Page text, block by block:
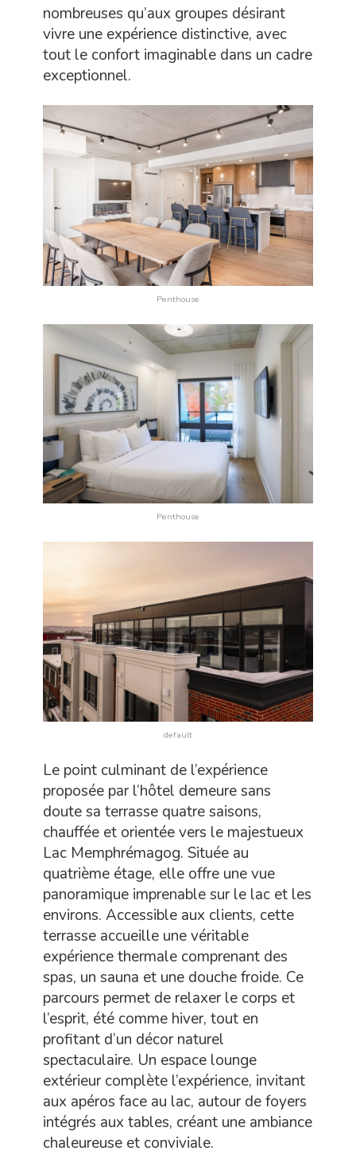
nombreuses qu’aux groupes désirant
vivre une expérience distinctive, avec
tout le confort imaginable dans un cadre
exceptionnel.
Penthouse
Penthouse
default
Le point culminant de l’expérience
proposée par l’hôtel demeure sans
doute sa terrasse quatre saisons,
chauffée et orientée vers le majestueux
Lac Memphrémagog. Située au
quatrième étage, elle offre une vue
panoramique imprenable sur le lac et les
environs. Accessible aux clients, cette
terrasse accueille une véritable
expérience thermale comprenant des
spas, un sauna et une douche froide. Ce
parcours permet de relaxer le corps et
l’esprit, été comme hiver, tout en
profitant d’un décor naturel
spectaculaire. Un espace lounge
extérieur complète l’expérience, invitant
aux apéros face au lac, autour de foyers
intégrés aux tables, créant une ambiance
chaleureuse et conviviale.